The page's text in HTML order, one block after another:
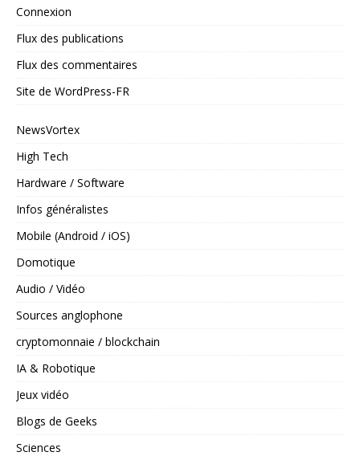
Connexion
Flux des publications
Flux des commentaires
Site de WordPress-FR
NewsVortex
High Tech
Hardware / Software
Infos généralistes
Mobile (Android / iOS)
Domotique
Audio / Vidéo
Sources anglophone
cryptomonnaie / blockchain
IA & Robotique
Jeux vidéo
Blogs de Geeks
Sciences